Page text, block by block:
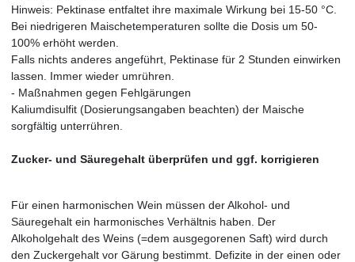
Hinweis: Pektinase entfaltet ihre maximale Wirkung bei 15-50 °C.
Bei niedrigeren Maischetemperaturen sollte die Dosis um 50-
100% erhöht werden.
Falls nichts anderes angeführt, Pektinase für 2 Stunden einwirken
lassen. Immer wieder umrühren.
- Maßnahmen gegen Fehlgärungen
Kaliumdisulfit (Dosierungsangaben beachten) der Maische
sorgfältig unterrühren.
Zucker- und Säuregehalt überprüfen und ggf. korrigieren
Für einen harmonischen Wein müssen der Alkohol- und
Säuregehalt ein harmonisches Verhältnis haben. Der
Alkoholgehalt des Weins (=dem ausgegorenen Saft) wird durch
den Zuckergehalt vor Gärung bestimmt. Defizite in der einen oder